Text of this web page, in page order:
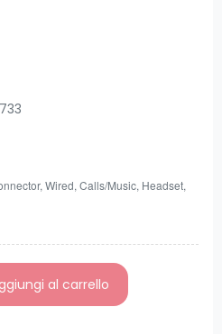
Wired, Calls/Music, Headset,
al carrello